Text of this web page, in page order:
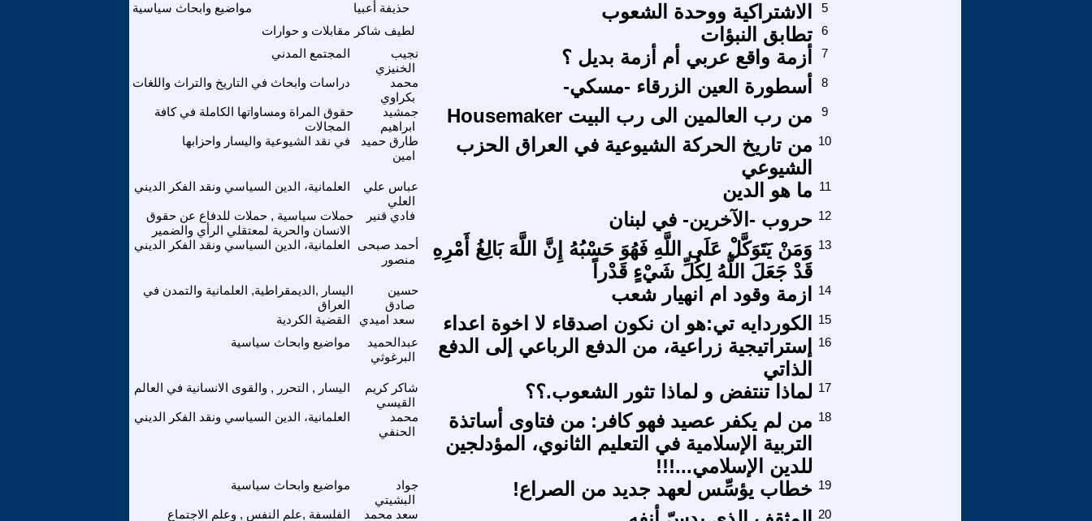
مواضيع وابحاث سياسية حذيفة أعبيا الاشتراكية ووحدة الشعوب
5
مقابلات و حوارات لطيف شاكر تطابق النبؤات
6
المجتمع المدني
نجيب
الخنيزي
أزمة واقع عربي أم أزمة بديل ؟ 7
دراسات وابحاث في التاريخ والتراث واللغات
محمد
بكراوي
أسطورة العين الزرقاء -مسكي- 8
حقوق المراة ومساواتها الكاملة في كافة
المجالات
جمشيد
ابراهيم
من رب العالمين الى رب البيت Housemaker 9
في نقد الشيوعية واليسار واحزابها
طارق حميد
امين
من تاريخ الحركة الشيوعية في العراق الحزب
الشيوعي
10
العلمانية، الدين السياسي ونقد الفكر الديني
عباس علي
العلي
ما هو الدين 11
حملات سياسية , حملات للدفاع عن حقوق
الانسان والحرية لمعتقلي الرأي والضمير
فادي قنير حروب -الآخرين- في لبنان 12
العلمانية، الدين السياسي ونقد الفكر الديني
أحمد صبحى
منصور
وَمَنْ يَتَوَكَّلْ عَلَى اللَّهِ فَهُوَ حَسْبُهُ إِنَّ اللَّهَ بَالِغُ أَمْرِهِ
قَدْ جَعَلَ اللَّهُ لِكُلِّ شَيْءٍ قَدْراً
13
اليسار ,الديمقراطية, العلمانية والتمدن في
العراق
حسين
صادق
ازمة وقود ام انهيار شعب 14
القضية الكردية سعد اميدي الكوردايه تي:هو ان نكون اصدقاء لا اخوة اعداء
15
مواضيع وابحاث سياسية
عبدالحميد
البرغوثي
إستراتيجية زراعية، من الدفع الرباعي إلى الدفع
الذاتي
16
اليسار , التحرر , والقوى الانسانية في العالم
شاكر كريم
القيسي
لماذا تنتفض و لماذا تثور الشعوب.؟؟ 17
العلمانية، الدين السياسي ونقد الفكر الديني
محمد
الحنفي
من لم يكفر عصيد فهو كافر: من فتاوى أساتذة
التربية الإسلامية في التعليم الثانوي، المؤدلجين
للدين الإسلامي...!!!
18
مواضيع وابحاث سياسية
جواد
البشيتي
خطاب يؤسِّس لعهد جديد من الصراع! 19
الفلسفة ,علم النفس , وعلم الاجتماع
سعد محمد
20